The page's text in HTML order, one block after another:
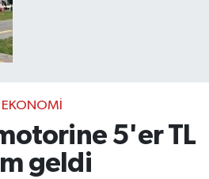
EKONOMI
5'er TL
geldi